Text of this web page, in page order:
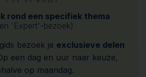
rond een specifiek thema
'Expert'-bezoek)
bezoek je exclusieve delen
een dag en uur naar keuze,
op maandag.